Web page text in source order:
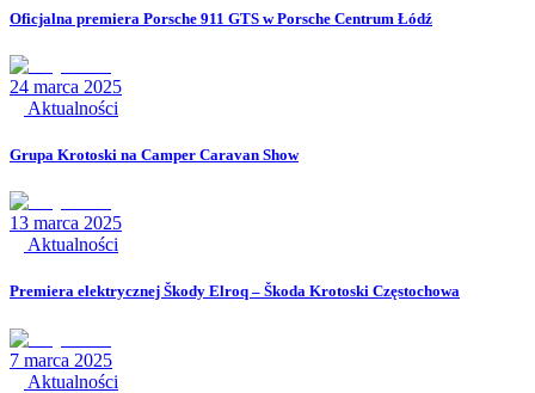
Oficjalna premiera Porsche 911 GTS w Porsche Centrum Łódź
24 marca 2025
Aktualności
Grupa Krotoski na Camper Caravan Show
13 marca 2025
Aktualności
Premiera elektrycznej Škody Elroq – Škoda Krotoski Częstochowa
7 marca 2025
Aktualności